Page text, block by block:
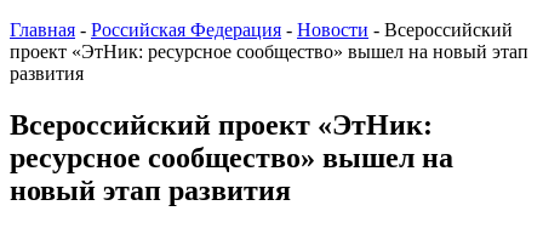
Главная - Российская Федерация - Новости - Всероссийский
проект «ЭтНик: ресурсное сообщество» вышел на новый этап
развития
Всероссийский проект «ЭтНик:
ресурсное сообщество» вышел на
новый этап развития